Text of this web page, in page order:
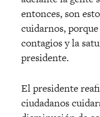
entonces, son
cuidarnos,
contagios y la
presidente.
El presidente
ciudadanos